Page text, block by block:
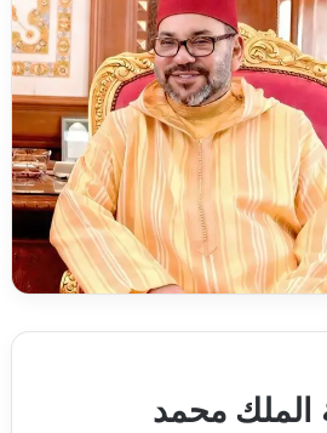
الملك محمد